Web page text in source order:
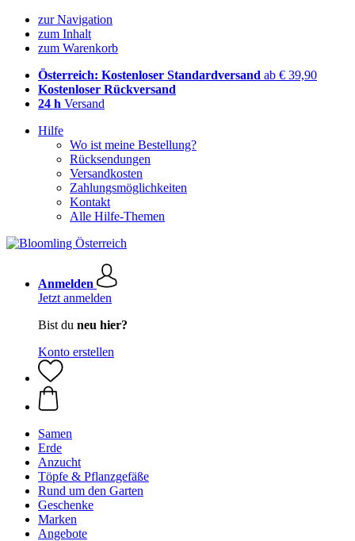
zur Navigation
zum Inhalt
zum Warenkorb
Österreich: Kostenloser Standardversand ab € 39,90
Kostenloser Rückversand
24 h Versand
Hilfe
Wo ist meine Bestellung?
Rücksendungen
Versandkosten
Zahlungsmöglichkeiten
Kontakt
Alle Hilfe-Themen
Anmelden
Jetzt anmelden
Bist du neu hier?
Konto erstellen
Samen
Erde
Anzucht
Töpfe & Pflanzgefäße
Rund um den Garten
Geschenke
Marken
Angebote